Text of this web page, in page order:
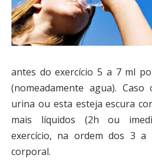
antes do exercício 5 a 7 ml
(nomeadamente agua).
urina ou esta esteja escura
mais líquidos (2h ou
exercício, na ordem dos 3
corporal.